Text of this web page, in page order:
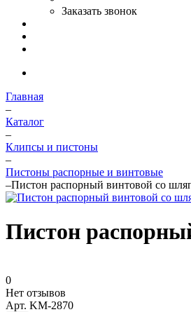
Заказать звонок
Главная
–
Каталог
–
Клипсы и пистоны
–
Пистоны распорные и винтовые
–Пистон распорный винтовой со
Пистон
0
Нет отзывов
Арт. KM-2870